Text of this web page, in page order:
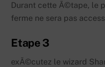
Durant cette Ã©tape, le
ferme ne sera pas
Etape 3
exÃ©cutez le wizard